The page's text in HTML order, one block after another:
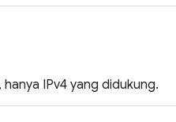
IPv4 yang didukung.